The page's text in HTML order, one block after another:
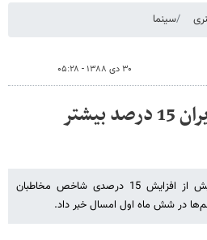
سینما
۳۰ دی ۱۳۸۸ - ۰۵:۲۸
تماشاگران سینمای ایران 15 درصد بیشتر
رئیس شورای شورای صنفی نمایش از افزایش 15 درصدی شاخص مخاطبان